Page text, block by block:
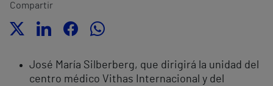
Compartir
José María Silberberg, que dirigirá la unidad del
centro médico Vithas Internacional y del